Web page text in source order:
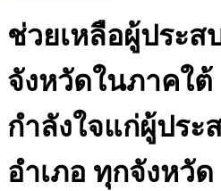
ช่วยเหลือผู้ประส
จังหวัดในภาคใต้
กำลังใจแก่ผู้ปร
อำเภอ ทุกจังหวัด